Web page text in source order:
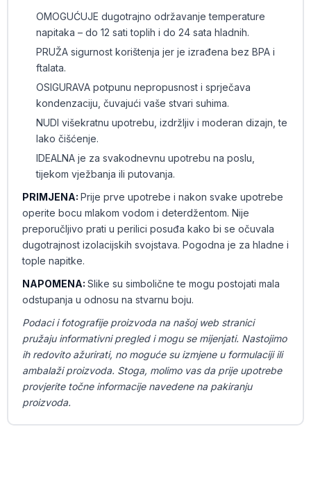
OMOGUĆUJE dugotrajno održavanje temperature
napitaka – do 12 sati toplih i do 24 sata hladnih.
PRUŽA sigurnost korištenja jer je izrađena bez BPA i
ftalata.
OSIGURAVA potpunu nepropusnost i sprječava
kondenzaciju, čuvajući vaše stvari suhima.
NUDI višekratnu upotrebu, izdržljiv i moderan dizajn, te
lako čišćenje.
IDEALNA je za svakodnevnu upotrebu na poslu,
tijekom vježbanja ili putovanja.
PRIMJENA: Prije prve upotrebe i nakon svake upotrebe
operite bocu mlakom vodom i deterdžentom. Nije
preporučljivo prati u perilici posuđa kako bi se očuvala
dugotrajnost izolacijskih svojstava. Pogodna je za hladne i
tople napitke.
NAPOMENA: Slike su simbolične te mogu postojati mala
odstupanja u odnosu na stvarnu boju.
Podaci i fotografije proizvoda na našoj web stranici
pružaju informativni pregled i mogu se mijenjati. Nastojimo
ih redovito ažurirati, no moguće su izmjene u formulaciji ili
ambalaži proizvoda. Stoga, molimo vas da prije upotrebe
provjerite točne informacije navedene na pakiranju
proizvoda.